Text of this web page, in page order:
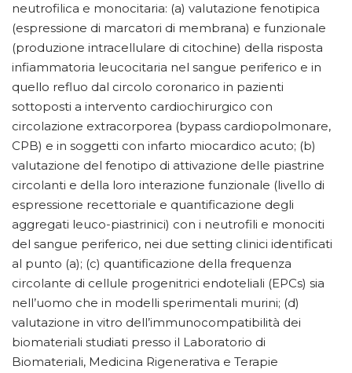
neutrofilica e monocitaria: (a) valutazione fenotipica
(espressione di marcatori di membrana) e funzionale
(produzione intracellulare di citochine) della risposta
infiammatoria leucocitaria nel sangue periferico e in
quello refluo dal circolo coronarico in pazienti
sottoposti a intervento cardiochirurgico con
circolazione extracorporea (bypass cardiopolmonare,
CPB) e in soggetti con infarto miocardico acuto; (b)
valutazione del fenotipo di attivazione delle piastrine
circolanti e della loro interazione funzionale (livello di
espressione recettoriale e quantificazione degli
aggregati leuco-piastrinici) con i neutrofili e monociti
del sangue periferico, nei due setting clinici identificati
al punto (a); (c) quantificazione della frequenza
circolante di cellule progenitrici endoteliali (EPCs) sia
nell’uomo che in modelli sperimentali murini; (d)
valutazione in vitro dell’immunocompatibilità dei
biomateriali studiati presso il Laboratorio di
Biomateriali, Medicina Rigenerativa e Terapie